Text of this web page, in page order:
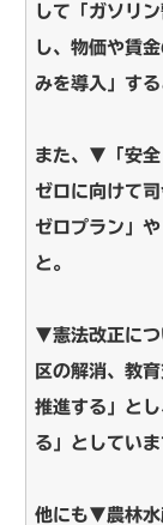
して「ガソリ
し、物価や賃
みを導入」する
また、▼「安全
ゼロに向けて
ゼロプラン」
と。
▼憲法改正につ
区の解消、教
推進する」と
る」としていま
他にも▼農林水